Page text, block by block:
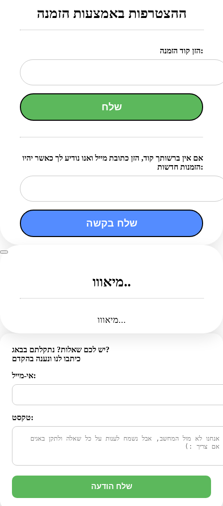
ההצטרפות באמצעות הזמנה
הזן קוד הזמנה:
שלח
אם אין ברשותך קוד, הזן כתובת מייל ואנו נודיע לך כאשר יהיו
הזמנות חדשות:
שלח בקשה
מיאווו..
מיאווו...
יש לכם שאלות? נתקלתם בבאג?
כיתבו לנו ונענה בהקדם
אי-מייל:
טקסט:
שלח הודעה